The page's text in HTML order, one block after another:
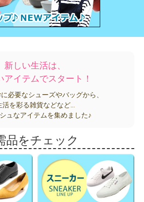
新しい生活は、
アイテムでスタート！
必要なシューズやバッグから、
活を彩る雑貨などなど…
ュなアイテムを集めました♪
品をチェック